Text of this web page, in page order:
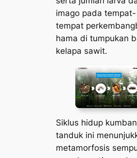
imago pada tempat-
tempat
hama di tumpukan
kelapa sawit.
Siklus hidup
tanduk ini
metamorfosis